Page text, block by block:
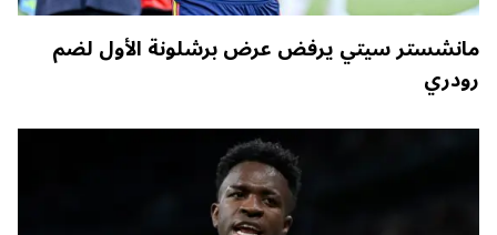
مانشستر سيتي يرفض عرض برشلونة الأول لضم
رودري